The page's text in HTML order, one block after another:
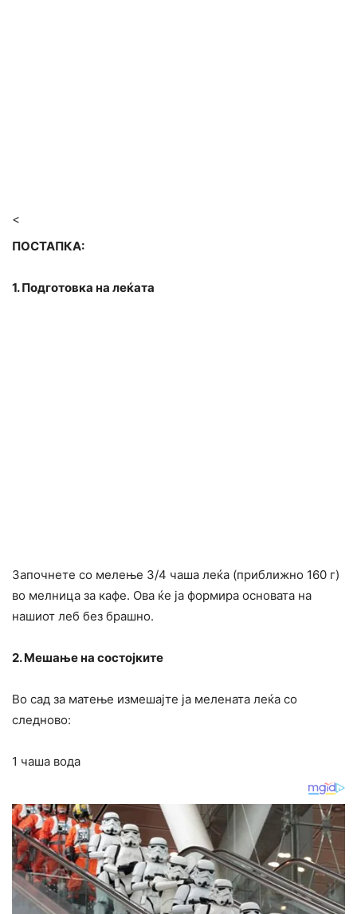
<
ПОСТАПКА:
1. Подготовка на леќата
Започнете со мелење 3/4 чаша леќа (приближно 160 г)
во мелница за кафе. Ова ќе ја формира основата на
нашиот леб без брашно.
2. Мешање на состојките
Во сад за матење измешајте ја мелената леќа со
следново:
1 чаша вода